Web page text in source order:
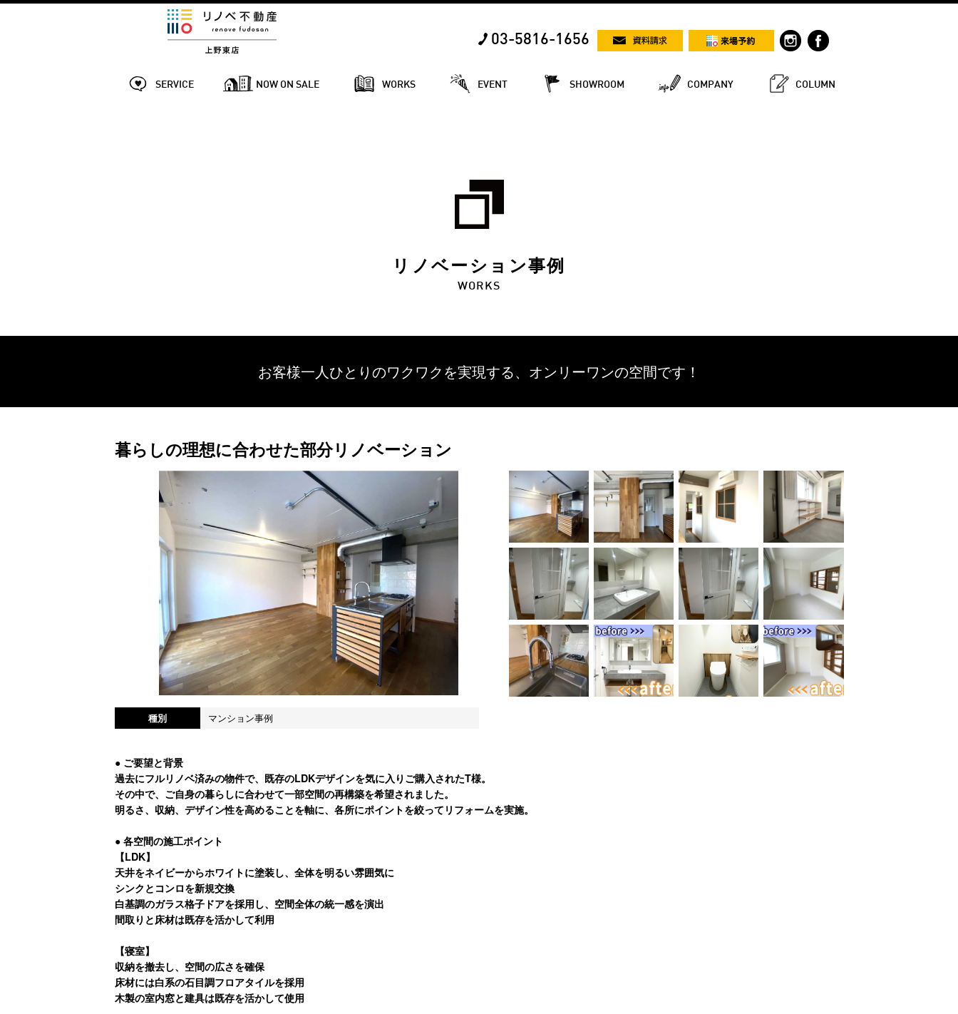
03-5816-1656
SERVICE NOW ON SALE WORKS EVENT SHOWROOM COMPANY COLUMN
リノベーション事例
WORKS
お客様一人ひとりのワクワクを実現する、 オンリーワンの空間です！
暮らしの理想に合わせた部分リノベーション
種別 マンション事例
● ご要望と背景
過去にフルリノベ済みの物件で、既存のLDKデザインを気に入りご購入されたT様。
その中で、ご自身の暮らしに合わせて一部空間の再構築を希望されました。
明るさ、収納、デザイン性を高めることを軸に、各所にポイントを絞ってリフォームを実施。
● 各空間の施工ポイント
【LDK】
天井をネイビーからホワイトに塗装し、全体を明るい雰囲気に
シンクとコンロを新規交換
白基調のガラス格子ドアを採用し、空間全体の統一感を演出
間取りと床材は既存を活かして利用
【寝室】
収納を撤去し、空間の広さを確保
床材には白系の石目調フロアタイルを採用
木製の室内窓と建具は既存を活かして使用